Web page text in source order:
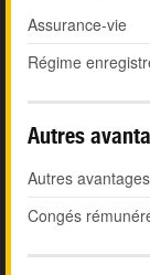
Assurance-vie
Régime
Autres
Autres avantages
Congés